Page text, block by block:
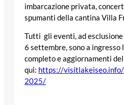
imbarcazione privata,
spumanti della cantina Villa
Tutti gli eventi, ad esclusione
6 settembre, sono a ingresso
completo e aggiornamenti
qui: https://visitlakeiseo.info/
2025/